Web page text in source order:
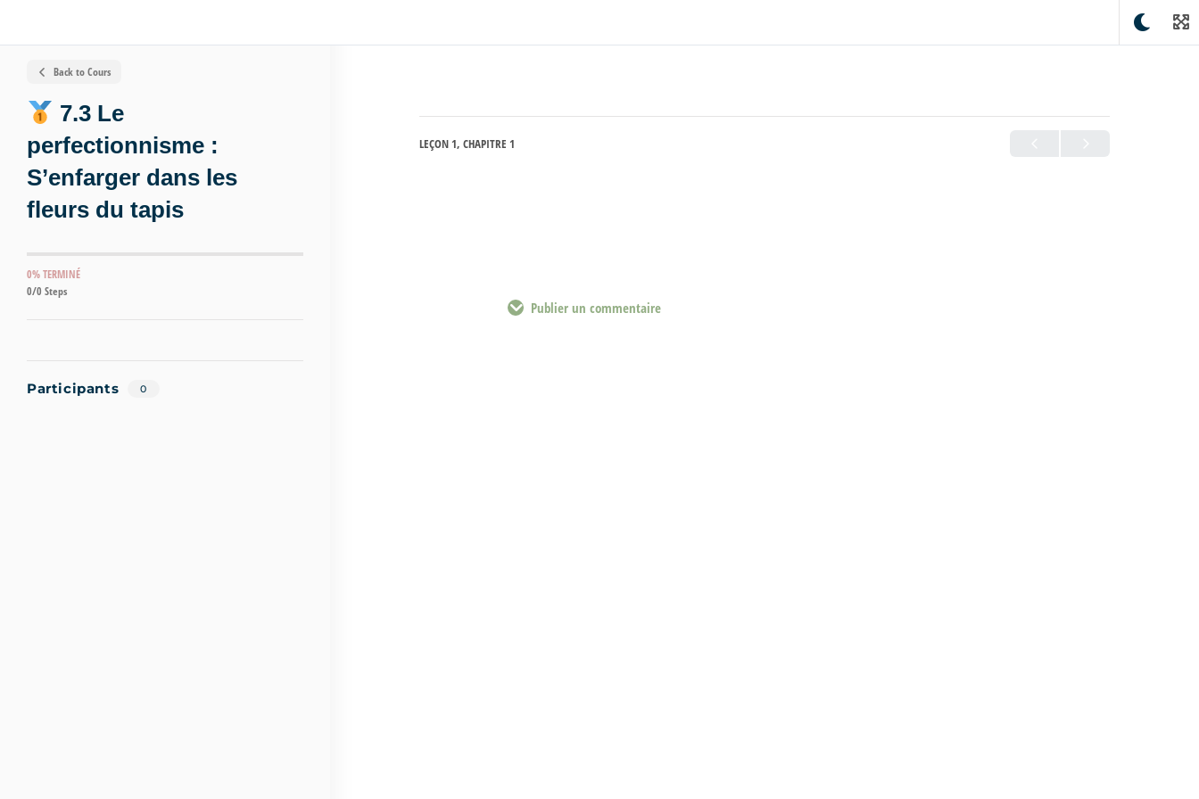
Back to Cours
7.3 Le
perfectionnisme :
S’enfarger dans les
fleurs du tapis
0% TERMINÉ
0/0 Steps
Participants 0
LEÇON 1, CHAPITRE 1
Publier un commentaire